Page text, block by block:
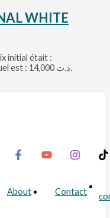
WHITE
initial était :
Le prix actuel est : د.ت 14,000.
About Contact